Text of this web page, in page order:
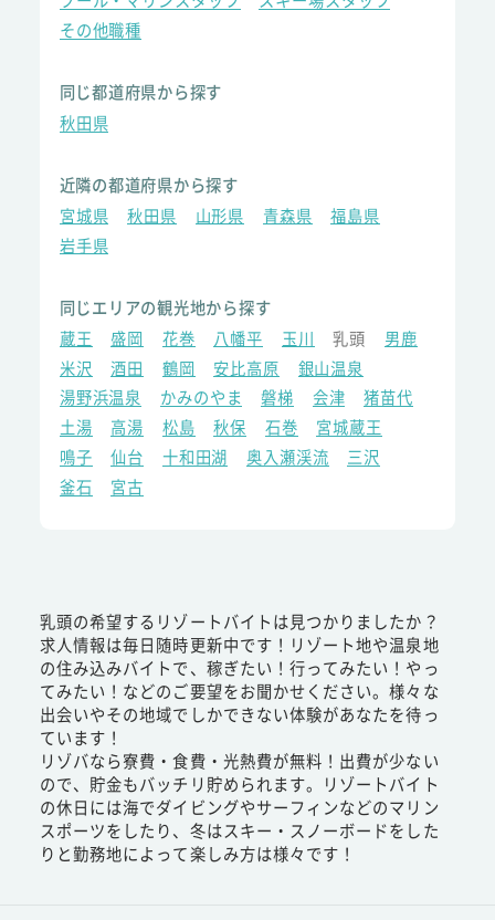
その他職種
同じ都道府県から探す
秋田県
近隣の都道府県から探す
宮城県
秋田県 山形県 青森県
福島県
岩手県
同じエリアの観光地から探す
蔵王
盛岡 花巻 八幡平 玉川 乳頭
男鹿
米沢
酒田 鶴岡 安比高原
銀山温泉
湯野浜温泉
かみのやま 磐梯 会津
猪苗代
土湯
高湯 松島 秋保 石巻
宮城蔵王
鳴子
仙台 十和田湖 奥入瀬渓流
三沢
釜石
宮古
乳頭の希望するリゾートバイトは見つかりましたか？
求人情報は毎日随時更新中です！リゾート地や温泉地
の住み込みバイトで、稼ぎたい！行ってみたい！やっ
てみたい！などのご要望をお聞かせください。様々な
出会いやその地域でしかできない体験があなたを待っ
ています！
リゾバなら寮費・食費・光熱費が無料！出費が少ない
ので、貯金もバッチリ貯められます。リゾートバイト
の休日には海でダイビングやサーフィンなどのマリン
スポーツをしたり、冬はスキー・スノーボードをした
りと勤務地によって楽しみ方は様々です！